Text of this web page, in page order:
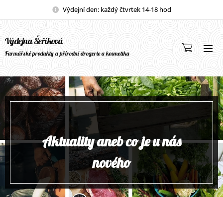
Výdejní den: každý čtvrtek 14-18 hod
Výdejna Šeříková
Farmářské produkty a přírodní drogerie a kosmetika
Aktuality aneb co je u nás
nového